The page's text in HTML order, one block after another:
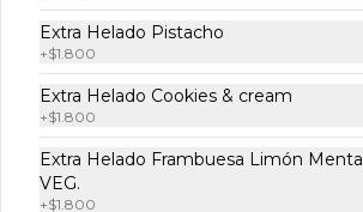
Términos y condiciones
Política de privacidad
Redes sociales
Extra Helado Pistacho
+$1.800
Extra Helado Cookies & cream
+$1.800
Extra Helado Frambuesa Limón Menta
VEG.
+$1.800